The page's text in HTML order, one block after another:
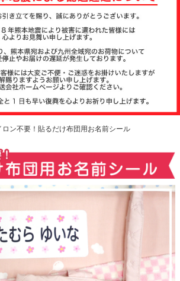
他
注文履歴
て
納期・発送方法
について
よくある質問
ロン不要！貼るだけ布団用お名前シール